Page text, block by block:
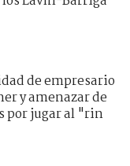
de empresario
y amenazar de
por jugar al "rin